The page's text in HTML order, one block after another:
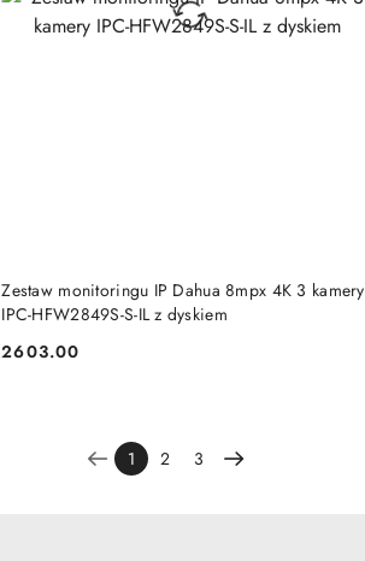
Zestaw monitoringu IP Dahua 8mpx 4K 3 kamery
IPC-HFW2849S-S-IL z dyskiem
Cena:
2603.00
BRAK TOWARU
1 2 3